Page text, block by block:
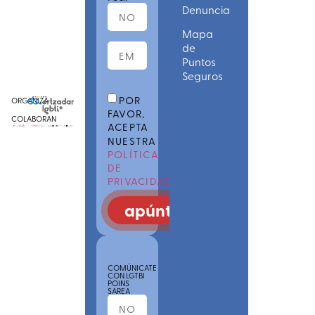
ORGANIZA
COLABORAN
POR
FAVOR,
ACEPTA
NUESTRA
POLÍTICA
DE
PRIVACIDAD
apúntate
COMÚNICATE
CON LGTBI
POINS
SAREA
Denuncia
Mapa
de
Puntos
Seguros